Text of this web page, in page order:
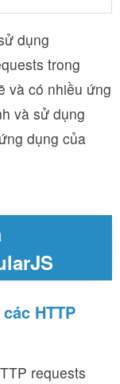
dụng
trong
và có nhiều ứng
và sử dụng
dụng của
HTTP
requests